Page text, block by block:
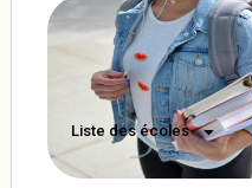
Liste des écoles